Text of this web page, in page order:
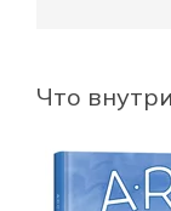
Что внутри